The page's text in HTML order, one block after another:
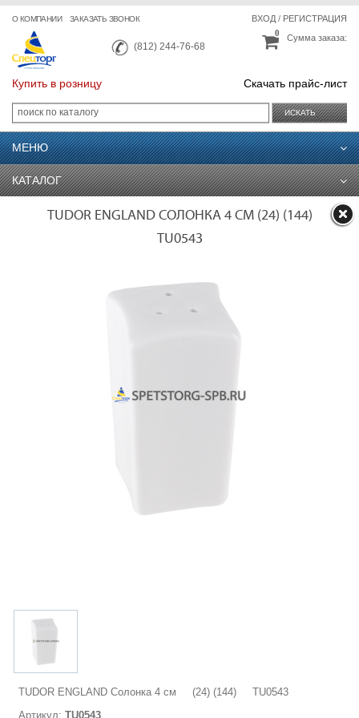
О КОМПАНИИ ЗАКАЗАТЬ ЗВОНОК
(812) 244-76-68
ВХОД/ РЕГИСТРАЦИЯ
Сумма заказа:
0
Купить в розницу Скачать прайс-лист
ИСКАТЬ
МЕНЮ
КАТАЛОГ
TUDOR ENGLAND СОЛОНКА 4 СМ (24) (144)
TU0543
TUDOR ENGLAND Солонка 4 см (24) (144) TU0543
Артикул:TU0543